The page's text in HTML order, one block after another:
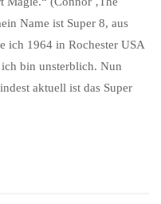
Name ist Super 8, aus
ich 1964 in Rochester USA
bin unsterblich. Nun
aktuell ist das Super